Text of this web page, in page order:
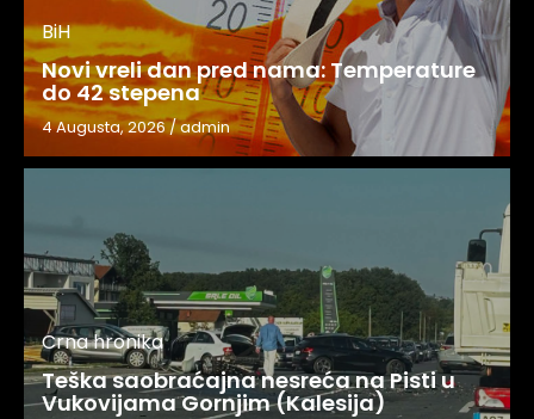
BiH
Novi vreli dan pred nama: Temperature
do 42 stepena
4 Augusta, 2026/admin
Crna hronika
Teška saobraćajna nesreća na Pisti u
Vukovijama Gornjim (Kalesija)